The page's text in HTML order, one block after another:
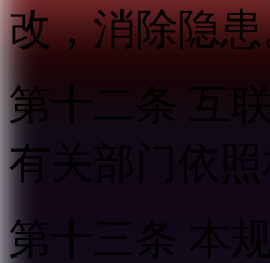
改，消除隐
第十二条 互
有关部门依
第十三条 本